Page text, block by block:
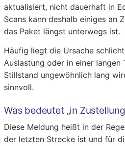
aktualisiert, nicht dauerhaft in
Scans kann deshalb einiges an
das Paket längst unterwegs ist.
Häufig liegt die Ursache
Auslastung oder in einer langen
Stillstand ungewöhnlich lang
sinnvoll.
Was bedeutet „in
Diese Meldung heißt in der
der letzten Strecke ist und für